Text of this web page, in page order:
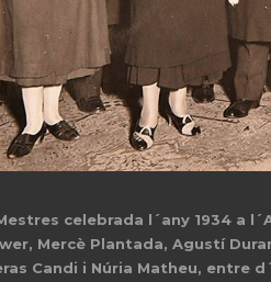
celebrada l´any 1934 a
Mercè Plantada, Agustí
Candi i Núria Matheu, entre